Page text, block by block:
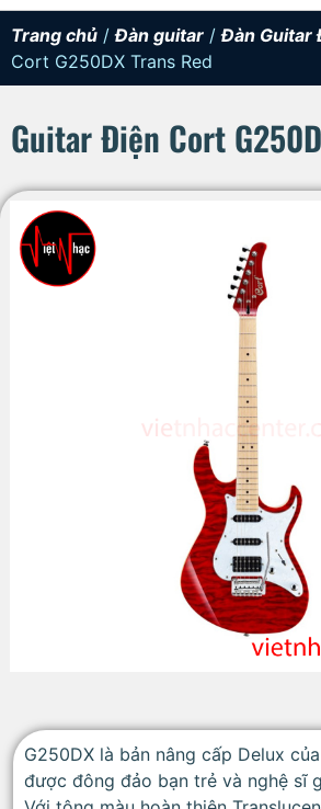
Trang chủ /Đàn guitar /Đàn Guitar
Cort G250DX Trans Red
Guitar Điện Cort
G250DX là bản nâng cấp Delux
được đông đảo bạn trẻ và nghệ sĩ